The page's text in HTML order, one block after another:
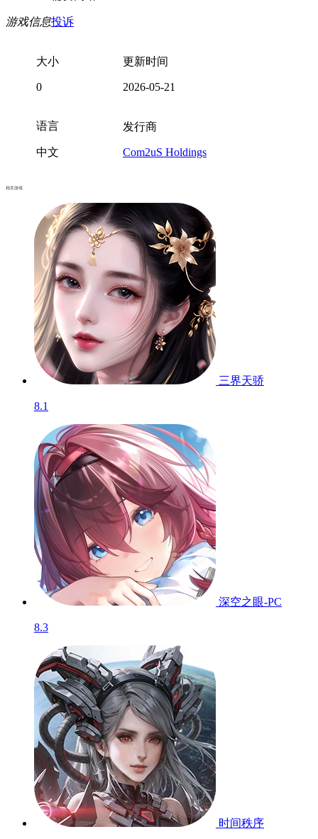
游戏信息投诉
大小
0
更新时间
2026-05-21
语言
中文
发行商
Com2uS Holdings
相关游戏
三界天骄
8.1
深空之眼-PC
8.3
时间秩序